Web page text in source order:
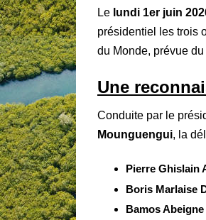
Le lundi 1er juin
présidentiel les trois
du Monde, prévue du
Une
Conduite par le
Mounguengui, la
Pierre Ghislain
Boris Marlaise
Bamos